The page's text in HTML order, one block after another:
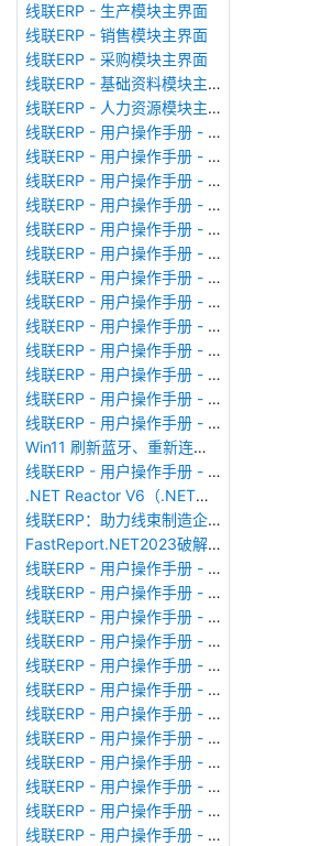
线联ERP - 生产模块主界面
线联ERP - 销售模块主界面
线联ERP - 采购模块主界面
线联ERP - 基础资料模块主界面
线联ERP - 人力资源模块主界面
线联ERP - 用户操作手册 - 个人考勤报表（横向）
线联ERP - 用户操作手册 - 部门考勤报表
线联ERP - 用户操作手册 - 个人考勤报表
线联ERP - 用户操作手册 - 考勤计算
线联ERP - 用户操作手册 - 节假日管理
线联ERP - 用户操作手册 - 请假管理
线联ERP - 用户操作手册 - 补卡管理
线联ERP - 用户操作手册 - 考勤设备管理
线联ERP - 用户操作手册 - 考勤参数配置
线联ERP - 用户操作手册 - 考勤设备绑定
线联ERP - 用户操作手册 - 员工档案
线联ERP - 用户操作手册 - 班次管理
线联ERP - 用户操作手册 - 排班管理
Win11 刷新蓝牙、重新连接蓝牙音响
线联ERP - 用户操作手册 - 成品入库单
.NET Reactor V6（.NET混淆器）加壳软件使用
线联ERP：助力线束制造企业迈向数智化新征程
FastReport.NET2023破解版去除水印DEMO VERSION (2025.1.14/2023.2.18版本)
线联ERP - 用户操作手册 - 系统初始化
线联ERP - 用户操作手册 - 财务科目
线联ERP - 用户操作手册 - 现金流量表
线联ERP - 用户操作手册 - 成本调整单
线联ERP - 用户操作手册 - 月结&结账
线联ERP - 用户操作手册 - 制作凭证
线联ERP - 用户操作手册 - 成本核算
线联ERP - 用户操作手册 - 往来核销单
线联ERP - 用户操作手册 - 采购发票
线联ERP - 用户操作手册 - 应收单据
线联ERP - 用户操作手册 - 供应商对账单
线联ERP - 用户操作手册 - 往来付款单